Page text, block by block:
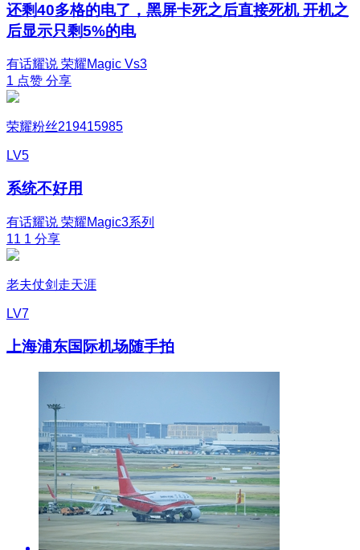
还剩40多格的电了，黑屏卡死之后直接死机 开机之
后显示只剩5%的电
有话耀说 荣耀Magic Vs3
1 点赞 分享
荣耀粉丝219415985
LV5
系统不好用
有话耀说 荣耀Magic3系列
11 1 分享
老夫仗剑走天涯
LV7
上海浦东国际机场随手拍